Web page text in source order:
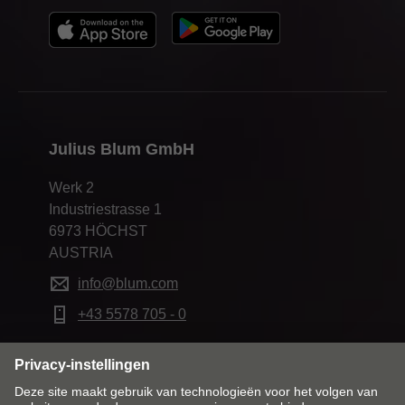
Julius Blum GmbH
Werk 2
Industriestrasse 1
6973 HÖCHST
AUSTRIA
info@blum.com
+43 5578 705 - 0